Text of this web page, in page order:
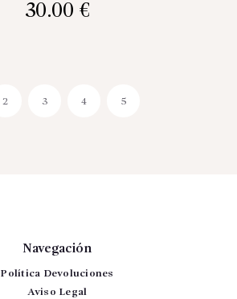
30.00 €
2 3 4 5
Navegación
Política Devoluciones
Aviso Legal